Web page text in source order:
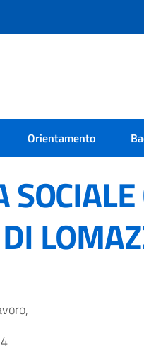
Orientamento